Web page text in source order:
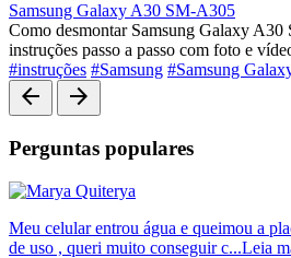
Samsung Galaxy A30 SM-A305
Como desmontar Samsung Galaxy
instruções passo a passo com foto e
#instruções #Samsung #Samsung
arrow_back arrow_forward
Perguntas populares
Meu celular entrou água e queimou a
de uso , queri muito conseguir c...Leia